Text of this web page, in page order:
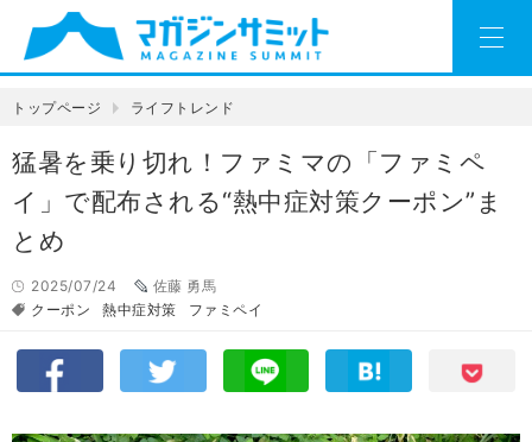
トップページ ライフトレンド
猛暑を乗り切れ！ファミマの「ファミペ
イ」で配布される“熱中症対策クーポン”ま
とめ
2025/07/24
佐藤 勇馬
クーポン
熱中症対策 ファミペイ